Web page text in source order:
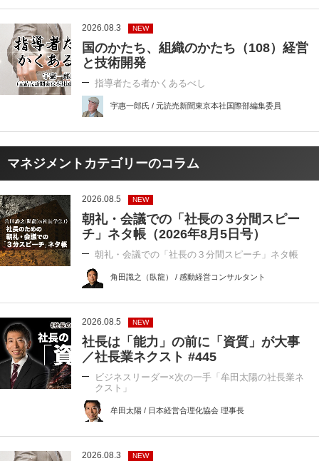
2026.08.3 NEW
国のかたち、組織のかたち（108）経営
と技術開発
指導者たる者かくあるべし
宇惠一郎氏 / 元読売新聞東京本社国際部編集委員
マネジメントカテゴリーのコラム
2026.08.5 NEW
朝礼・会議での「社長の３分間スピー
チ」ネタ帳（2026年8月5日号）
朝礼・会議での「社長の３分間スピーチ」ネタ帳
角田識之（臥龍） / 感動経営コンサルタント
2026.08.5 NEW
社長は「能力」の前に「資質」が大事
／社長業ネクスト #445
ビジネスリーダー×次の一手「牟田太陽の社長業ネ
クスト」
牟田太陽 / 日本経営合理化協会 理事長
2026.08.3 NEW